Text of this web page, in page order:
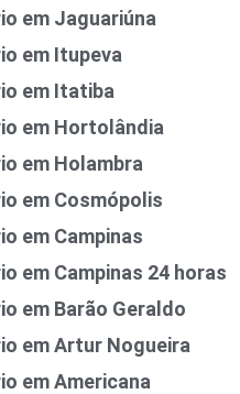
em Jaguariúna
em Itupeva
em Itatiba
em Hortolândia
em Holambra
em Cosmópolis
em Campinas
em Campinas 24 horas
em Barão Geraldo
em Artur Nogueira
em Americana